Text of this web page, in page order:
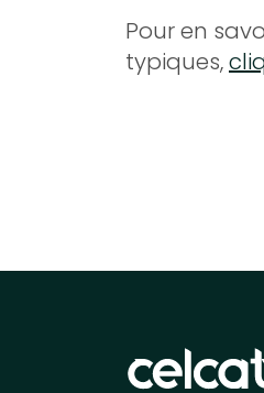
Pour en
typiques,